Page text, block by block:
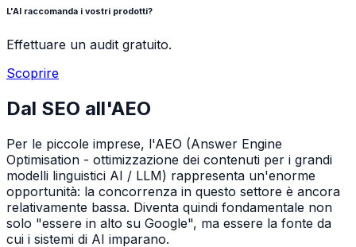
L'AI raccomanda i vostri prodotti?
Effettuare un audit gratuito.
Scoprire
Dal SEO all'AEO
Per le piccole imprese, l'AEO (Answer Engine
Optimisation - ottimizzazione dei contenuti per i grandi
modelli linguistici AI / LLM) rappresenta un'enorme
opportunità: la concorrenza in questo settore è ancora
relativamente bassa. Diventa quindi fondamentale non
solo "essere in alto su Google", ma essere la fonte da
cui i sistemi di AI imparano.